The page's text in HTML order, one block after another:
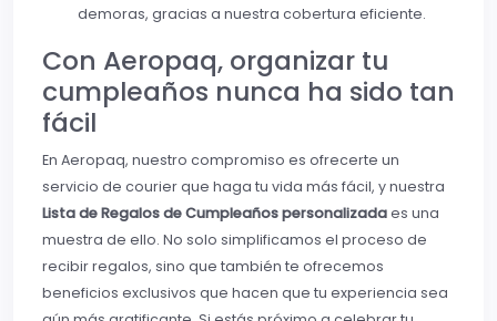
demoras, gracias a nuestra cobertura eficiente.
Con Aeropaq, organizar tu
cumpleaños nunca ha sido tan
fácil
En Aeropaq, nuestro compromiso es ofrecerte un
servicio de courier que haga tu vida más fácil, y nuestra
Lista de Regalos de Cumpleaños personalizadaes una
muestra de ello. No solo simplificamos el proceso de
recibir regalos, sino que también te ofrecemos
beneficios exclusivos que hacen que tu experiencia sea